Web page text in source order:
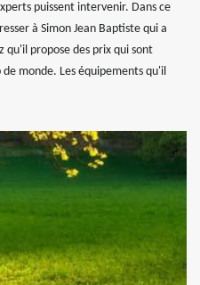
puissent intervenir. Dans ce
à Simon Jean Baptiste qui a
qu'il propose des prix qui sont
monde. Les équipements qu'il